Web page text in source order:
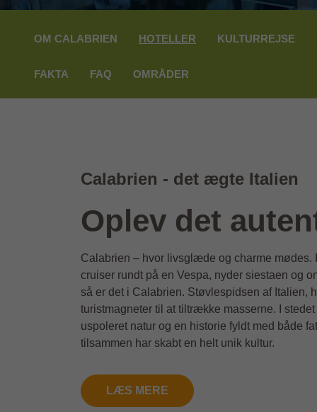
OM CALABRIEN HOTELLER KULTURREJSE
FAKTA FAQ OMRÅDER
Calabrien - det ægte Italien
Oplev det
Calabrien – hvor livsglæde og charme mødes.
cruiser rundt på en Vespa, nyder siestaen og
så er det i Calabrien. Støvlespidsen af Italien,
turistmagneter til at tiltrække masserne. I
uspoleret natur og en historie fyldt med både
tilsammen har skabt en helt unik kultur.
LÆS MERE